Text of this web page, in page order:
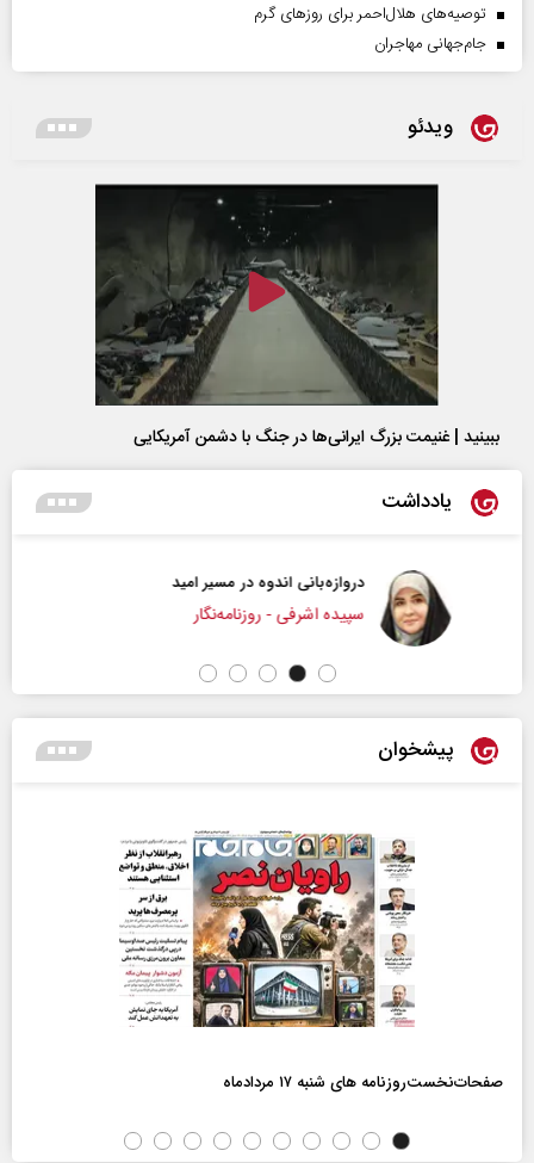
توصیه‌های هلال‌احمر برای روز‌های گرم
جام‌جهانی مهاجران
ویدئو
ببینید | غنیمت بزرگ ایرانی‌ها در جنگ با دشمن آمریکایی
یادداشت
دروازه‌بانی اندوه در مسیر امید
سپیده اشرفی - روزنامه‌نگار
پیشخوان
صفحات‌نخست‌روزنامه ها‌ی شنبه ۱۷ مردادماه